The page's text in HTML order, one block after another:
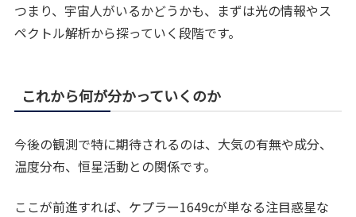
つまり、宇宙人がいるかどうかも、まずは光の情報やス
ペクトル解析から探っていく段階です。
これから何が分かっていくのか
今後の観測で特に期待されるのは、大気の有無や成分、
温度分布、恒星活動との関係です。
ここが前進すれば、ケプラー1649cが単なる注目惑星な